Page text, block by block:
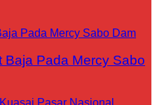
Baja Pada Mercy Sabo